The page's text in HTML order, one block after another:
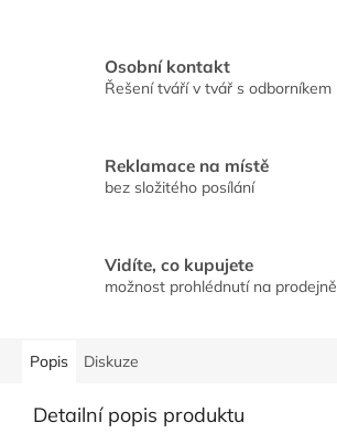
Osobní kontakt
Řešení tváří v tvář s odborníkem
Reklamace na místě
bez složitého posílání
Vidíte, co kupujete
možnost prohlédnutí na prodejně
Popis Diskuze
Detailní popis produktu